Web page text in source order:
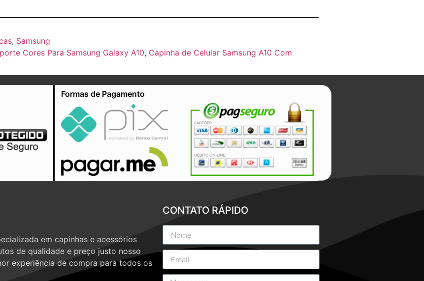
, Samsung
Cores Para Samsung Galaxy A10, Capinha de Celular Samsung A10 Com
Formas de Pagamento
em capinhas e acessórios
de qualidade e preço justo nosso
experiência de compra para todos os
CONTATO RÁPIDO